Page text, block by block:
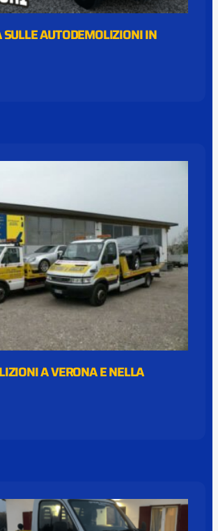
AUTODEMOLIZIONI IN
A VERONA E NELLA